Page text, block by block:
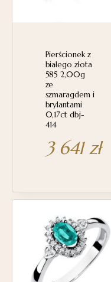
Pierścionek z
białego złota
585 2,00g
ze
szmaragdem i
brylantami
0,17ct dbj-
414
3 641zł